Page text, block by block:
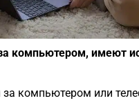
компьютером, имеют
компьютером или